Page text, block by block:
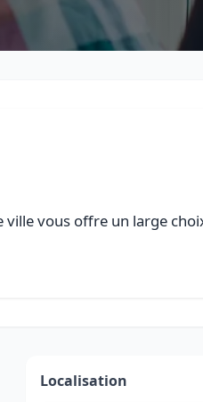
ville vous offre un large
Localisation